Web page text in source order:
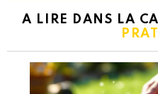
A LIRE DANS LA